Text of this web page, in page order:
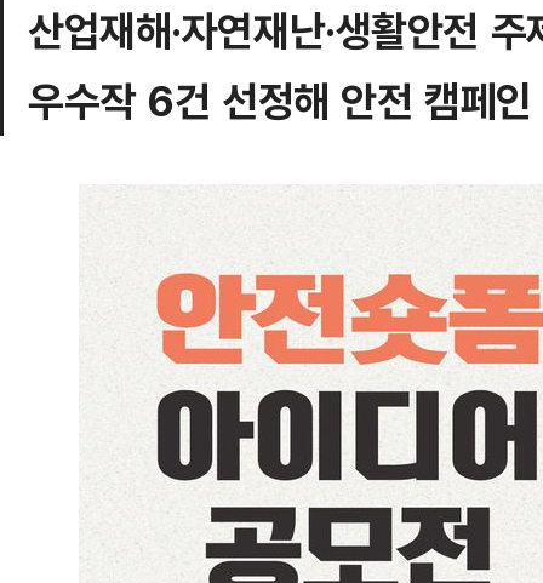
산업재해·자연재난·생활안전 주
우수작 6건 선정해 안전 캠페